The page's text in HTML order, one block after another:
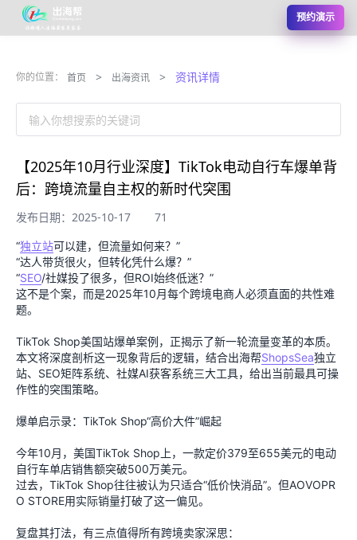
预约演示
你的位置： 首页 > 出海资讯 > 资讯详情
输入你想搜索的关键词
【2025年10月行业深度】TikTok电动自行车爆单背
后：跨境流量自主权的新时代突围
发布日期：2025-10-17 71
“独立站可以建，但流量如何来？”
“达人带货很火，但转化凭什么爆？”
“SEO/社媒投了很多，但ROI始终低迷？”
这不是个案，而是2025年10月每个跨境电商人必须直面的共性难
题。
TikTok Shop美国站爆单案例，正揭示了新一轮流量变革的本质。
本文将深度剖析这一现象背后的逻辑，结合出海帮ShopsSea独立
站、SEO矩阵系统、社媒AI获客系统三大工具，给出当前最具可操
作性的突围策略。
爆单启示录：TikTok Shop“高价大件”崛起
今年10月，美国TikTok Shop上，一款定价379至655美元的电动
自行车单店销售额突破500万美元。
过去，TikTok Shop往往被认为只适合“低价快消品”。但AOVOPR
O STORE用实际销量打破了这一偏见。
复盘其打法，有三点值得所有跨境卖家深思：